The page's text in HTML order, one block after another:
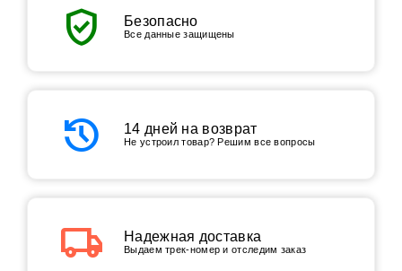
verified_user Безопасно
Все данные защищены
history 14 дней на возврат
Не устроил товар? Решим все вопросы
local_shipping Надежная доставка
Выдаем трек-номер и отследим заказ